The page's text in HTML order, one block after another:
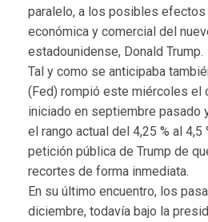
paralelo, a los posibles
económica y comercial del
estadounidense, Donald Trump.
Tal y como se anticipaba
(Fed) rompió este miércoles el
iniciado en septiembre pasado
el rango actual del 4,25 % al 4,5
petición pública de Trump de
recortes de forma inmediata.
En su último encuentro, los
diciembre, todavía bajo la